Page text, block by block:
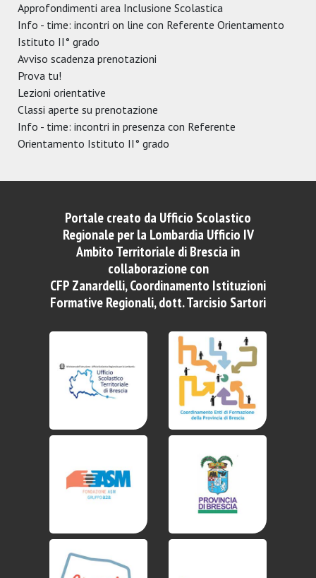
Approfondimenti area Inclusione Scolastica
Info - time: incontri on line con Referente Orientamento
Istituto II° grado
Avviso scadenza prenotazioni
Prova tu!
Lezioni orientative
Classi aperte su prenotazione
Info - time: incontri in presenza con Referente
Orientamento Istituto II° grado
Portale creato da Ufficio Scolastico
Regionale per la Lombardia Ufficio IV
Ambito Territoriale di Brescia in
collaborazione con
CFP Zanardelli, Coordinamento Istituzioni
Formative Regionali, dott. Tarcisio Sartori